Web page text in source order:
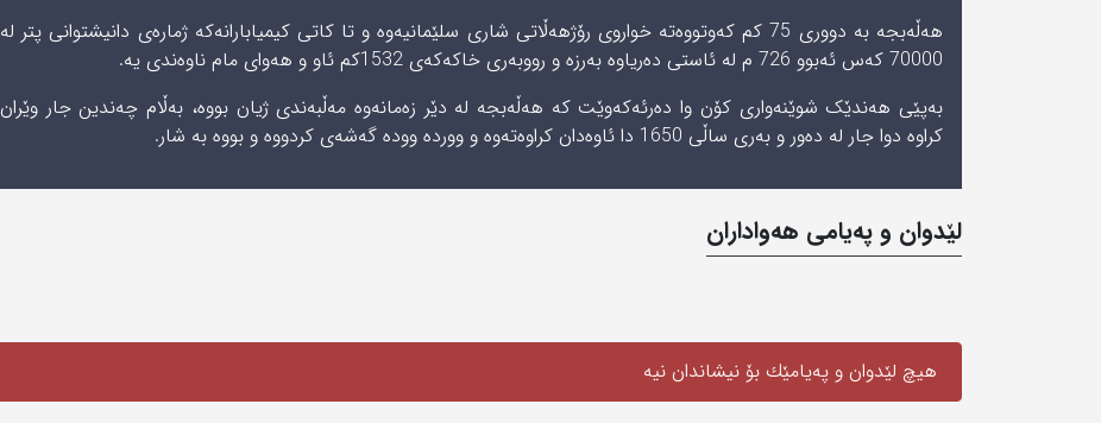
ھەڵەبجە بە دووری 75 کم کەوتووەتە خواروی رۆژھەڵاتی شاری سلێمانیەوە و تا کاتی کیمیابارانەکە ژمارەی دانیشتوانی پتر لە
70000 کەس ئەبوو 726 م لە ئاستی دەریاوە بەرزە و رووبەری خاکەکەی 1532کم ئاو و ھەوای مام ناوەندی یە.
بەپێی ھەندێک شوێنەواری کۆن وا دەرئەکەوێت کە ھەڵەبجە لە دێر زەمانەوە مەڵبەندی ژیان بووە، بەڵام چەندین جار وێران
کراوە دوا جار لە دەور و بەری ساڵی 1650 دا ئاوەدان کراوەتەوە و ووردە وودە گەشەی کردووە و بووە بە شار.
لێدوان و په‌یامی‌ هه‌واداران
هیچ لێدوان و په‌یامێك بۆ نیشاندان نیه‌